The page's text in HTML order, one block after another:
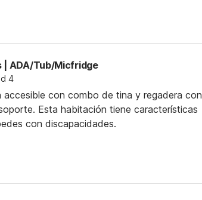
| ADA/Tub/Micfridge
4
accesible con combo de tina y regadera con
Esta habitación tiene características
con discapacidades.